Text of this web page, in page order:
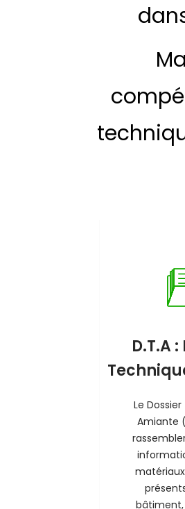
D.T.A
Le
Amiante